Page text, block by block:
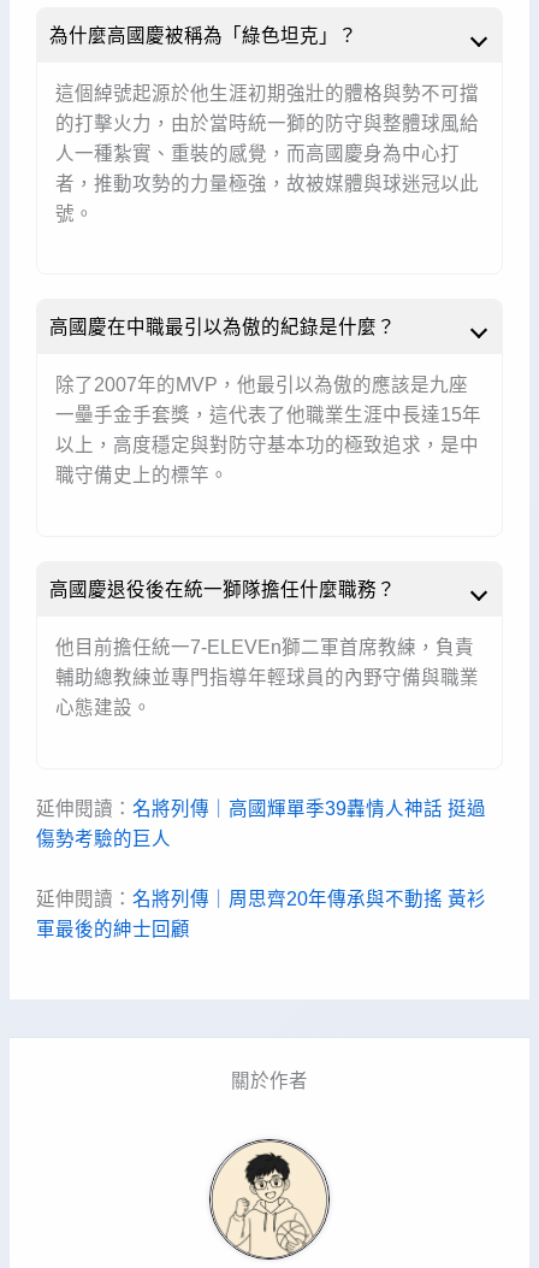
為什麼高國慶被稱為「綠色坦克」？
這個綽號起源於他生涯初期強壯的體格與勢不可擋
的打擊火力，由於當時統一獅的防守與整體球風給
人一種紮實、重裝的感覺，而高國慶身為中心打
者，推動攻勢的力量極強，故被媒體與球迷冠以此
號。
高國慶在中職最引以為傲的紀錄是什麼？
除了2007年的MVP，他最引以為傲的應該是九座
一壘手金手套獎，這代表了他職業生涯中長達15年
以上，高度穩定與對防守基本功的極致追求，是中
職守備史上的標竿。
高國慶退役後在統一獅隊擔任什麼職務？
他目前擔任統一7-ELEVEn獅二軍首席教練，負責
輔助總教練並專門指導年輕球員的內野守備與職業
心態建設。
延伸閱讀： 名將列傳｜高國輝單季39轟情人神話 挺過
傷勢考驗的巨人
延伸閱讀： 名將列傳｜周思齊20年傳承與不動搖 黃衫
軍最後的紳士回顧
關於作者